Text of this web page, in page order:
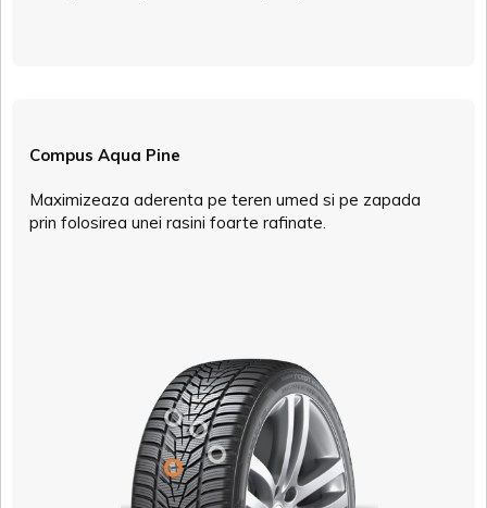
Compus Aqua Pine
Maximizeaza aderenta pe teren umed si pe zapada
prin folosirea unei rasini foarte rafinate.